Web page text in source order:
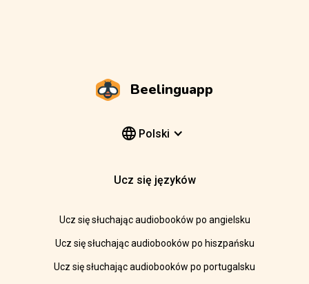
Beelinguapp
Polski
Ucz się języków
Ucz się słuchając audiobooków po angielsku
Ucz się słuchając audiobooków po hiszpańsku
Ucz się słuchając audiobooków po portugalsku